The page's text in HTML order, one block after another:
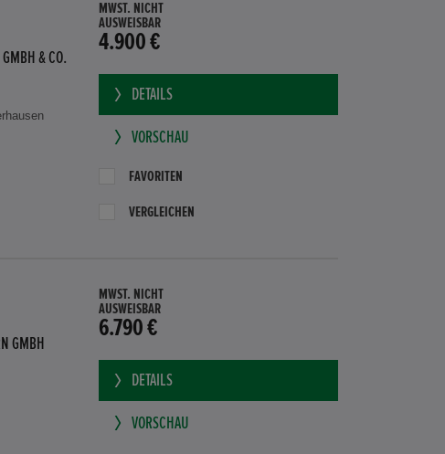
GMBH & CO.
MWST. NICHT
AUSWEISBAR
4.900 €
DETAILS
VORSCHAU
FAVORITEN
VERGLEICHEN
GMBH
MWST. NICHT
AUSWEISBAR
6.790 €
DETAILS
VORSCHAU